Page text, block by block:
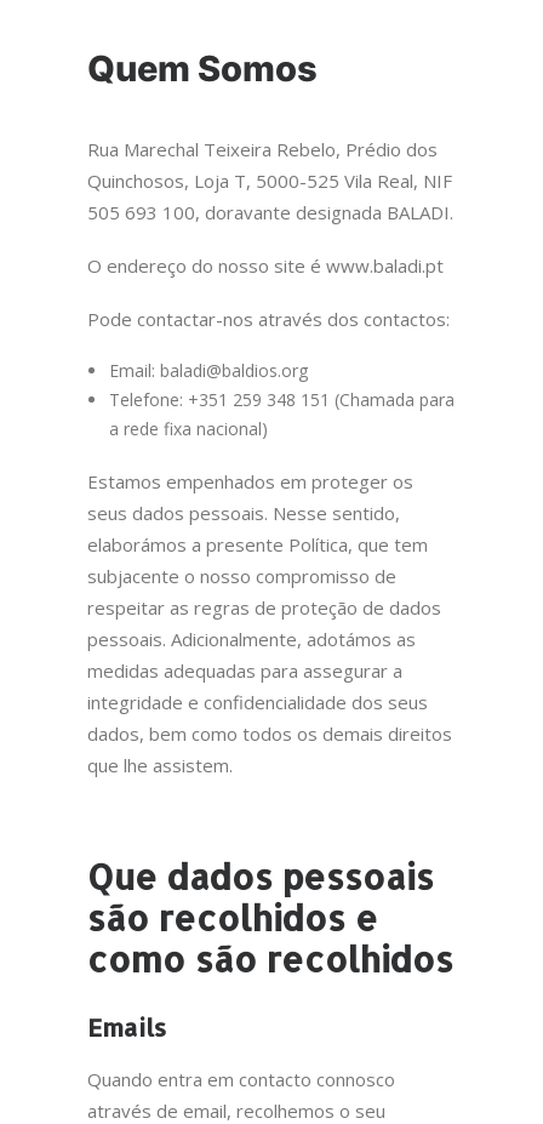
Quem Somos
Rua Marechal Teixeira Rebelo, Prédio dos
Quinchosos, Loja T, 5000-525 Vila Real, NIF
505 693 100, doravante designada BALADI.
O endereço do nosso site é www.baladi.pt
Pode contactar-nos através dos contactos:
Email: baladi@baldios.org
Telefone: +351 259 348 151 (Chamada para
a rede fixa nacional)
Estamos empenhados em proteger os
seus dados pessoais. Nesse sentido,
elaborámos a presente Política, que tem
subjacente o nosso compromisso de
respeitar as regras de proteção de dados
pessoais. Adicionalmente, adotámos as
medidas adequadas para assegurar a
integridade e confidencialidade dos seus
dados, bem como todos os demais direitos
que lhe assistem.
Que dados pessoais
são recolhidos e
como são recolhidos
Emails
Quando entra em contacto connosco
através de email, recolhemos o seu